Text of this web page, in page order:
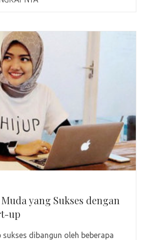
yang Sukses dengan
up
dibangun oleh beberapa